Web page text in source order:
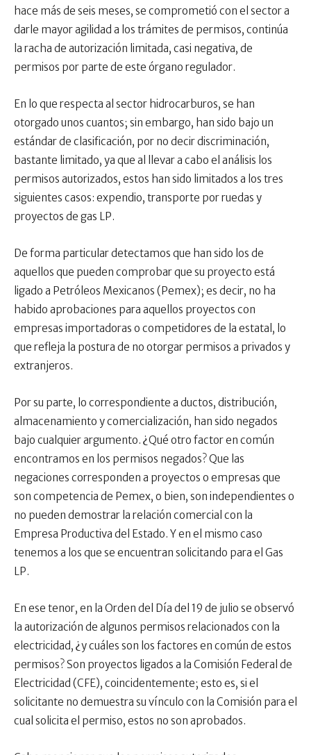
hace más de seis meses, se comprometió con el sector a
darle mayor agilidad a los trámites de permisos, continúa
la racha de autorización limitada, casi negativa, de
permisos por parte de este órgano regulador.
En lo que respecta al sector hidrocarburos, se han
otorgado unos cuantos; sin embargo, han sido bajo un
estándar de clasificación, por no decir discriminación,
bastante limitado, ya que al llevar a cabo el análisis los
permisos autorizados, estos han sido limitados a los tres
siguientes casos: expendio, transporte por ruedas y
proyectos de gas LP.
De forma particular detectamos que han sido los de
aquellos que pueden comprobar que su proyecto está
ligado a Petróleos Mexicanos (Pemex); es decir, no ha
habido aprobaciones para aquellos proyectos con
empresas importadoras o competidores de la estatal, lo
que refleja la postura de no otorgar permisos a privados y
extranjeros.
Por su parte, lo correspondiente a ductos, distribución,
almacenamiento y comercialización, han sido negados
bajo cualquier argumento. ¿Qué otro factor en común
encontramos en los permisos negados? Que las
negaciones corresponden a proyectos o empresas que
son competencia de Pemex, o bien, son independientes o
no pueden demostrar la relación comercial con la
Empresa Productiva del Estado. Y en el mismo caso
tenemos a los que se encuentran solicitando para el Gas
LP.
En ese tenor, en la Orden del Día del 19 de julio se observó
la autorización de algunos permisos relacionados con la
electricidad, ¿y cuáles son los factores en común de estos
permisos? Son proyectos ligados a la Comisión Federal de
Electricidad (CFE), coincidentemente; esto es, si el
solicitante no demuestra su vínculo con la Comisión para el
cual solicita el permiso, estos no son aprobados.